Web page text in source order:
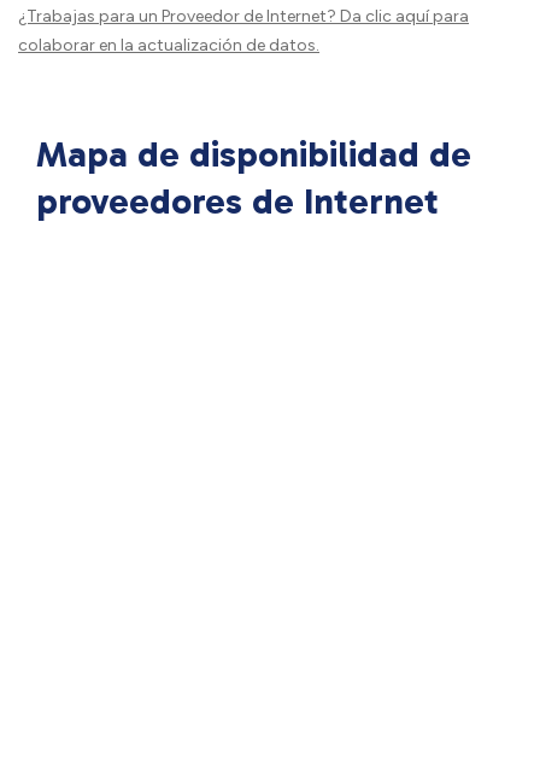
¿Trabajas para un Proveedor de Internet? Da clic aquípara
colaborar en la actualización de datos.
Mapa de disponibilidad de
proveedores de Internet